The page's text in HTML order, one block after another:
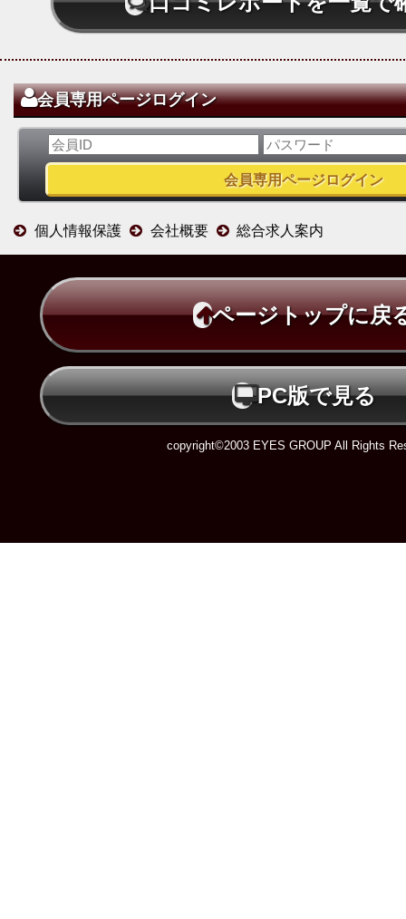
会員専用ページログイン
個人情報保護 会社概要 総合求人案内
ページトップに戻
PC版で見る
copyright©2003 EYES GROUP All Rights